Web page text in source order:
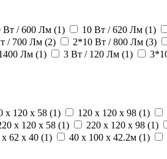
Вт / 600 Лм (1) 10 Вт / 620 Лм (1)
/ 700 Лм (2) 2*10 Вт / 800 Лм (3)
Лм (1) 3 Вт / 120 Лм (1)
x 120 x 58 (1) 120 x 120 x 98 (1)
x 120 x 58 (1) 220 x 120 x 98 (1)
x 62 x 40 (1) 40 x 100 x 42.2м (1)